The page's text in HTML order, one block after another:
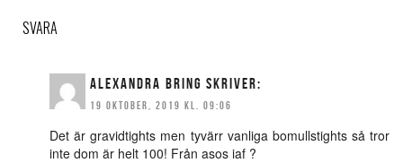
SVARA
ALEXANDRA BRING SKRIVER:
19 OKTOBER, 2019 KL. 09:06
Det är gravidtights men tyvärr vanliga bomullstights så tror
inte dom är helt 100! Från asos iaf ?